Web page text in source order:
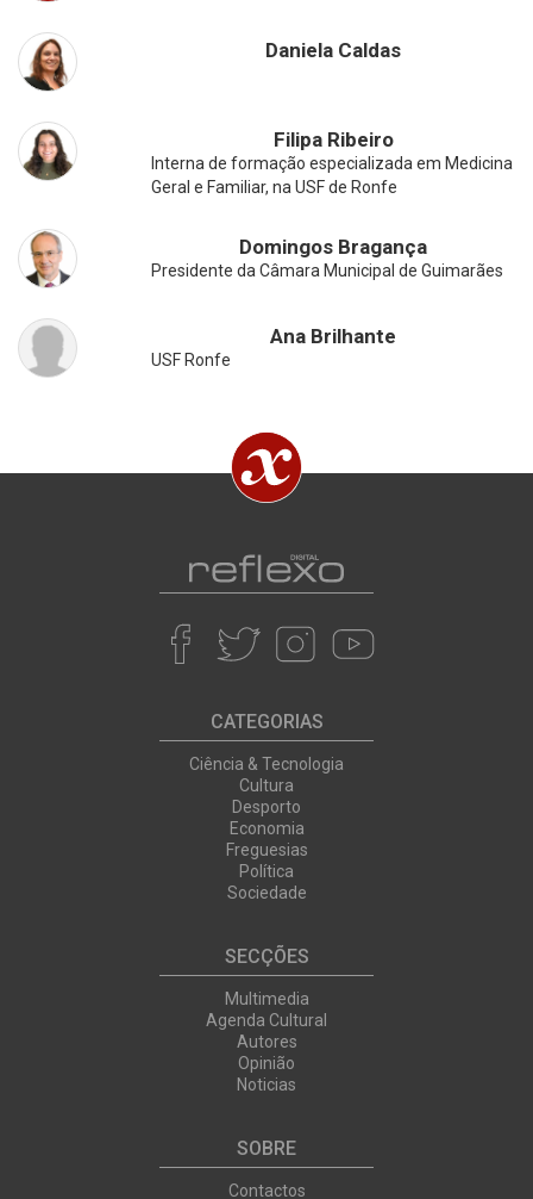
Daniela Caldas
Filipa Ribeiro
Interna de formação especializada em Medicina
Geral e Familiar, na USF de Ronfe
Domingos Bragança
Presidente da Câmara Municipal de Guimarães
Ana Brilhante
USF Ronfe
CATEGORIAS
Ciência & Tecnologia
Cultura
Desporto
Economia
Freguesias
Política
Sociedade
SECÇÕES
Multimedia
Agenda Cultural
Autores
Opinião
Noticias
SOBRE
Contactos